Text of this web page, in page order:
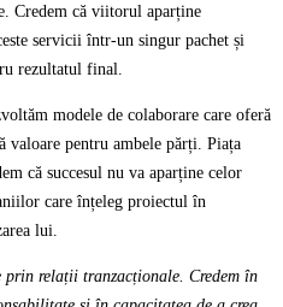
Credem că viitorul aparține
servicii într-un singur pachet și
rezultatul final.
modele de colaborare care oferă
pentru ambele părți. Piața
că succesul nu va aparține celor
care înțeleg proiectul în
lui.
prin relații tranzacționale. Credem în